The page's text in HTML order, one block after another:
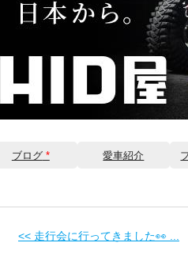
ブログ* 愛車紹介
<< 走行会に行ってきました👀 ...